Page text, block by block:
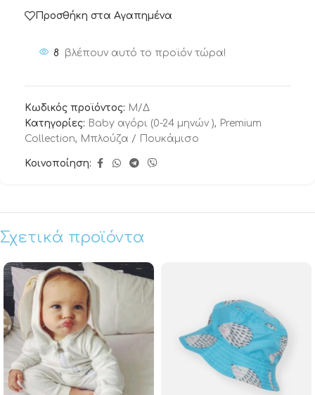
Προσθήκη στα Αγαπημένα
8 βλέπουν αυτό το προϊόν τώρα!
Κωδικός προϊόντος: Μ/Δ
Κατηγορίες: Baby αγόρι (0-24 μηνών ), Premium
Collection, Μπλούζα / Πουκάμισο
Κοινοποίηση:
Σχετικά προϊόντα